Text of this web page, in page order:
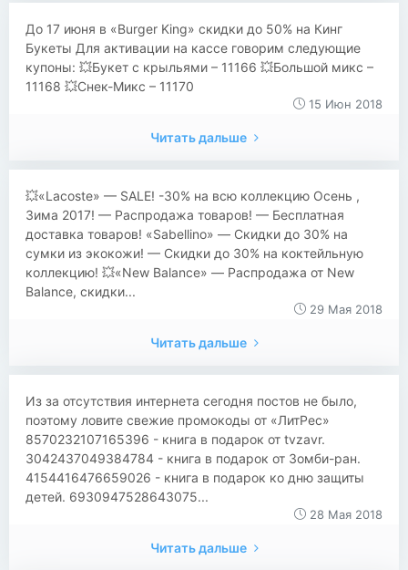
​​До 17 июня в «Burger King» скидки до 50% на Кинг
Букеты Для активации на кассе говорим следующие
купоны: 💥Букет с крыльями – 11166 💥Большой микс –
11168 💥Снек-Микс – 11170
15 Июн 2018
Читать дальше
💥«Lacoste» — SALE! -30% на всю коллекцию Осень ,
Зима 2017! — Распродажа товаров! — Бесплатная
доставка товаров! «Sabellino» — Скидки до 30% на
сумки из экокожи! — Скидки до 30% на коктейльную
коллекцию! 💥«New Balance» — Распродажа от New
Balance, скидки...
29 Мая 2018
Читать дальше
Из за отсутствия интернета сегодня постов не было,
поэтому ловите свежие промокоды от «ЛитРес»
8570232107165396 - книга в подарок от tvzavr.
3042437049384784 - книга в подарок от Зомби-ран.
4154416476659026 - книга в подарок ко дню защиты
детей. 6930947528643075...
28 Мая 2018
Читать дальше